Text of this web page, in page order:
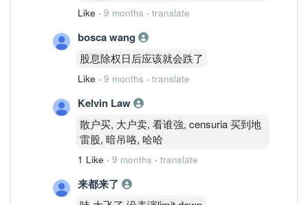
Like · 9 months · translate
bosca wang
股息除权日后应该就会跌了
Like · 9 months · translate
Kelvin Law
散户买, 大户卖, 看谁強, censuria 买到地
雷股, 暗吊咯, 哈哈
1 Like · 9 months · translate
来都来了